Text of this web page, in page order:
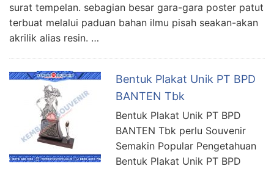
surat tempelan. sebagian besar gara-gara poster patut
terbuat melalui paduan bahan ilmu pisah seakan-akan
akrilik alias resin. …
Bentuk Plakat Unik PT BPD
BANTEN Tbk
Bentuk Plakat Unik PT BPD
BANTEN Tbk perlu Souvenir
Semakin Popular Pengetahuan
Bentuk Plakat Unik PT BPD